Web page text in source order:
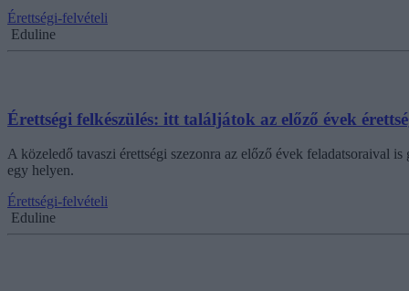
Érettségi-felvételi
Eduline
Érettségi felkészülés: itt találjátok az előző évek
A közeledő tavaszi érettségi szezonra az előző évek feladatsoraival
egy helyen.
Érettségi-felvételi
Eduline